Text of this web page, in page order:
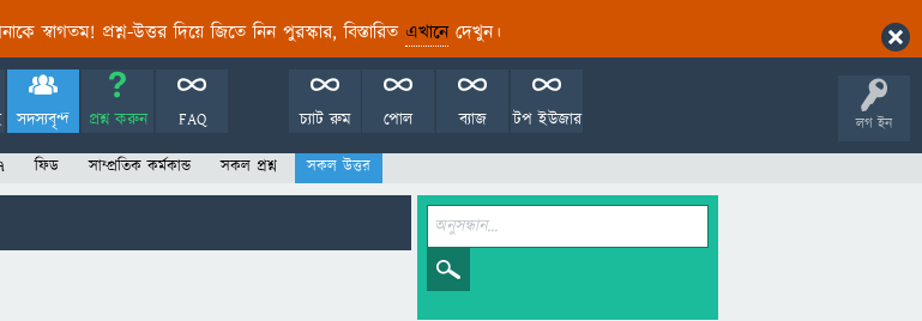
স্বাগতম! প্রশ্ন-উত্তর দিয়ে জিতে নিন পুরস্কার, বিস্তারিত এখানেদেখুন।
লগ ইন
সদস্যবৃন্দ প্রশ্ন করুন FAQ টপ ইউজার
ব্যাজ
পোল
চ্যাট রুম
ফিড সাম্প্রতিক কর্মকান্ড সকল প্রশ্ন সকল উত্তর